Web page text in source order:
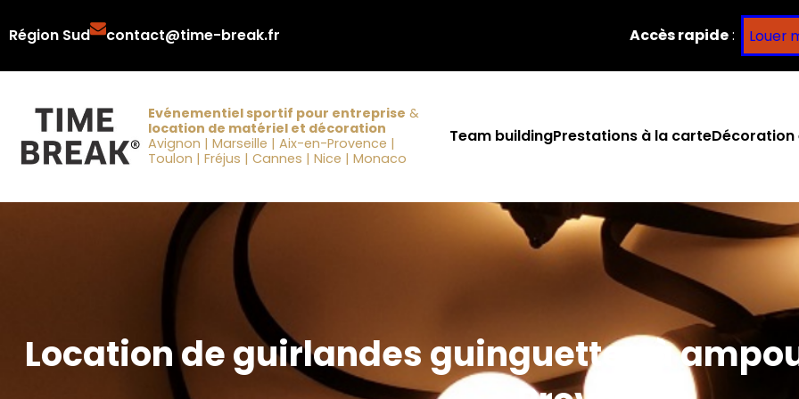
au
contenu
Région Sud contact@time-break.fr Accès rapide: Louer
Evénementiel sportif pour entreprise &
location de matériel et décoration
Avignon | Marseille | Aix-en-Provence |
Toulon | Fréjus | Cannes | Nice | Monaco
Team buildingPrestations à la carteDécoration
Location de guirlandes guinguettes à